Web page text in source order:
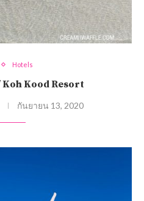
Hotels
Koh Kood Resort
กันยายน 13, 2020